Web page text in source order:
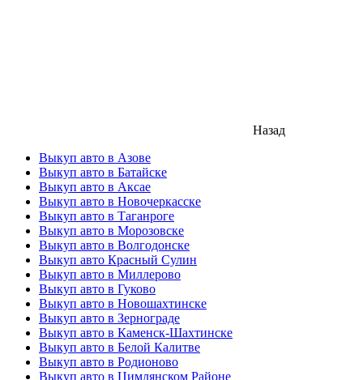
Назад
Выкуп авто в Азове
Выкуп авто в Батайске
Выкуп авто в Аксае
Выкуп авто в Новочеркасске
Выкуп авто в Таганроге
Выкуп авто в Морозовске
Выкуп авто в Волгодонске
Выкуп авто Красный Сулин
Выкуп авто в Миллерово
Выкуп авто в Гуково
Выкуп авто в Новошахтинске
Выкуп авто в Зернограде
Выкуп авто в Каменск-Шахтинске
Выкуп авто в Белой Калитве
Выкуп авто в Родионово
Выкуп авто в Цимлянском Районе